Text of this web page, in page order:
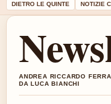
DIETRO LE QUINTE
NOTIZIE
ANDREA RICCARDO
DA LUCA BIANCHI